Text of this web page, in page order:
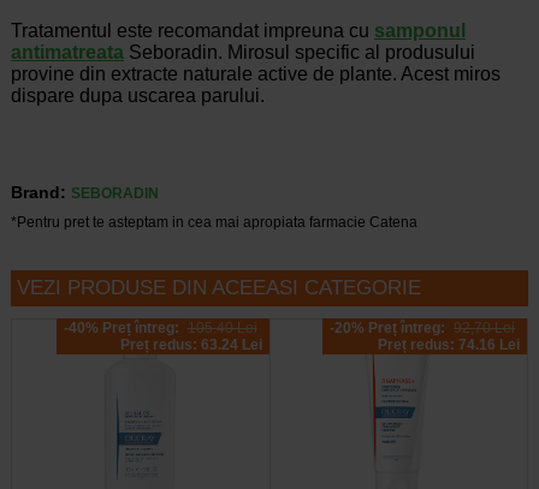
Tratamentul este recomandat impreuna cu samponul
antimatreata Seboradin. Mirosul specific al produsului
provine din extracte naturale active de plante. Acest miros
dispare dupa uscarea parului.
Brand: SEBORADIN
*Pentru pret te asteptam in cea mai apropiata farmacie Catena
VEZI PRODUSE DIN ACEEASI CATEGORIE
-40% Preț întreg: 105.40 Lei
Preț redus: 63.24 Lei
-20% Preț întreg: 92,70 Lei
Preț redus: 74.16 Lei